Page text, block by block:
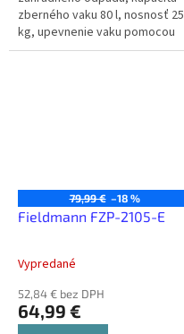
zberného vaku 80 l, nosnosť 25
kg, upevnenie vaku pomocou
klipu, možnosť opakovaného
79,99 € –18 %
Fieldmann FZP-2105-E
Vypredané
52,84 € bez DPH
64,99 €